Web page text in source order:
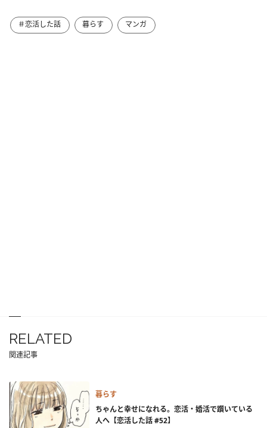
＃恋活した話 暮らす マンガ
RELATED
関連記事
暮らす
ちゃんと幸せになれる。恋活・婚活で躓いている
人へ【恋活した話 #52】